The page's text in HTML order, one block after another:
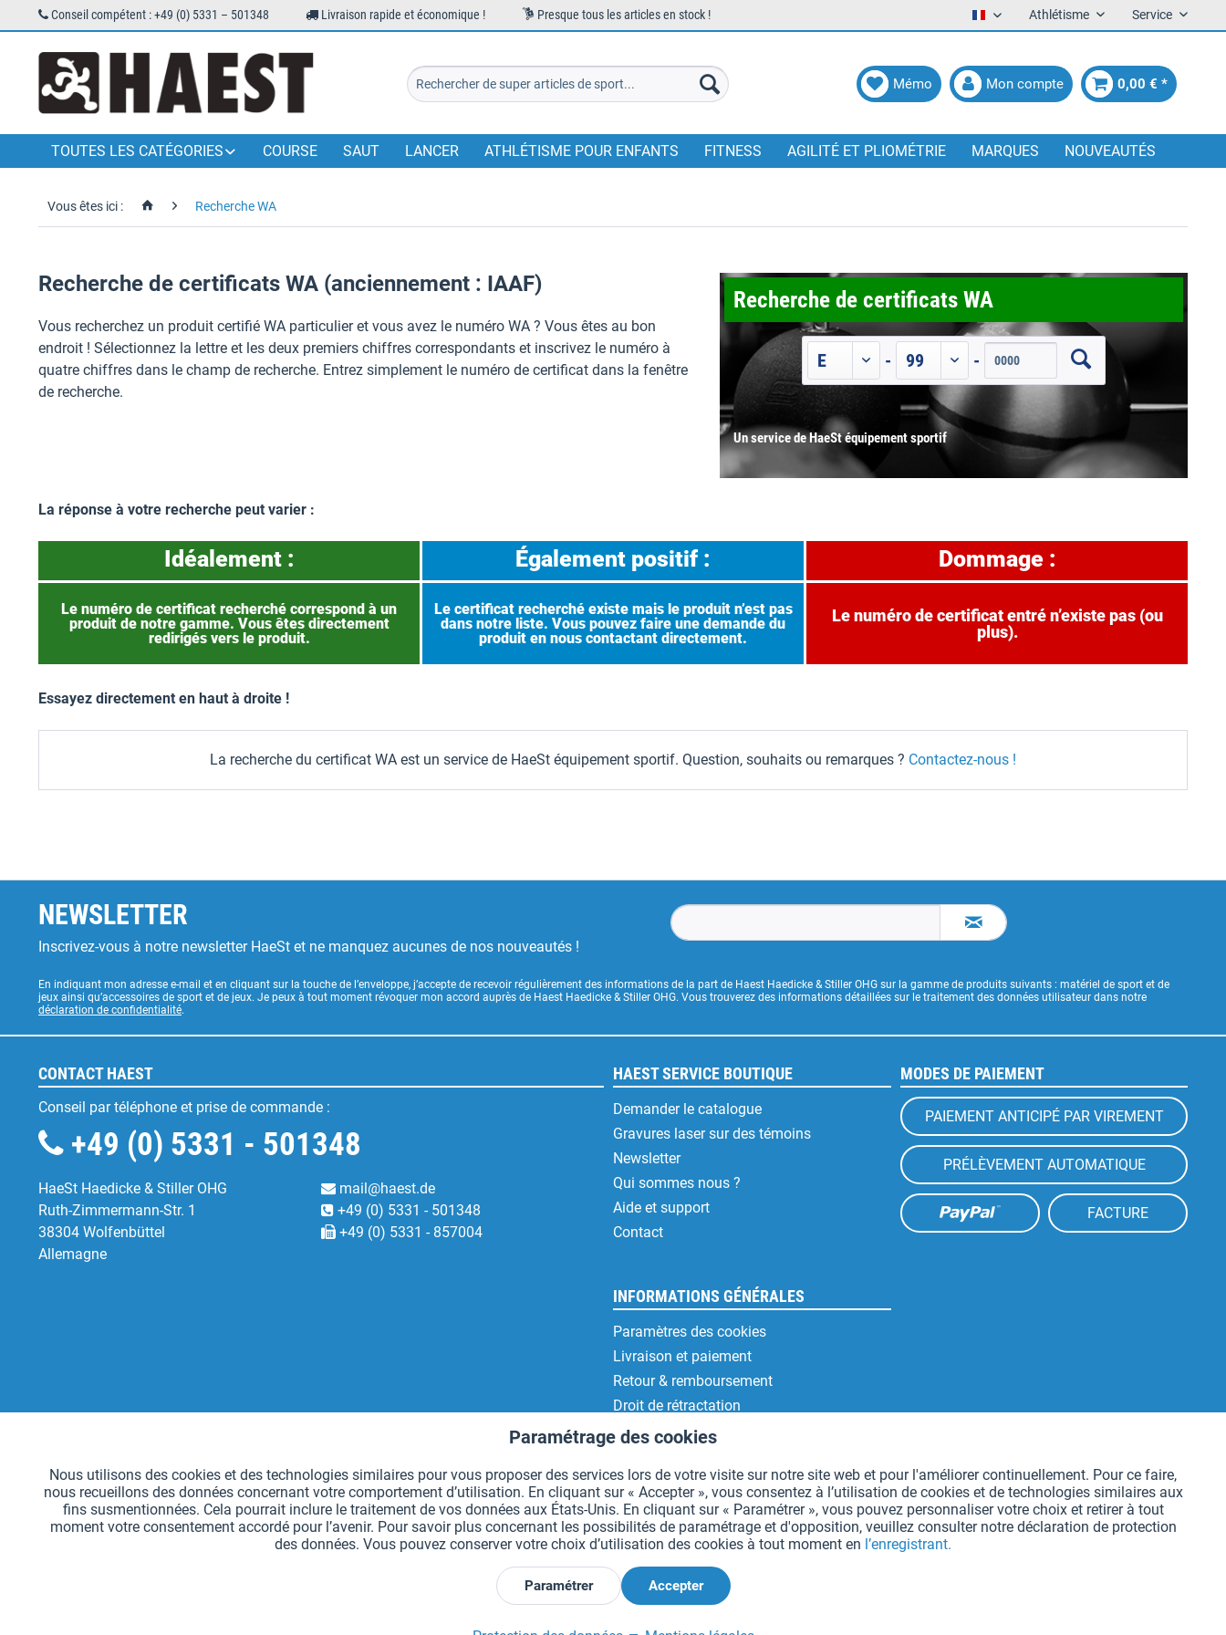
Conseil compétent : +49 (0) 5331 – 501348 Livraison rapide et économique ! Presque tous les articles en stock ! FrancaisAthlétisme Service
Mémo Mon compte 0,00 € *
TOUTES LES CATÉGORIES COURSE SAUT LANCER ATHLÉTISME POUR ENFANTS FITNESS AGILITÉ ET PLIOMÉTRIE MARQUES NOUVEAUTÉS
Vous êtes ici : Recherche WA
Recherche de certificats WA
- -
Un service de HaeSt équipement sportif
Recherche de certificats WA (anciennement : IAAF)
Vous recherchez un produit certifié WA particulier et vous avez le numéro WA ? Vous êtes au bon
endroit ! Sélectionnez la lettre et les deux premiers chiffres correspondants et inscrivez le numéro à
quatre chiffres dans le champ de recherche. Entrez simplement le numéro de certificat dans la fenêtre
de recherche.
Le numéro de certificat recherché correspond à un
produit de notre gamme. Vous êtes directement
redirigés vers le produit.
Le certificat recherché existe mais le produit n’est pas
dans notre liste. Vous pouvez faire une demande du
produit en nous contactant directement.
Le numéro de certificat entré n’existe pas (ou
plus).
Idéalement : Également positif : Dommage :
Essayez directement en haut à droite !
La recherche du certificat WA est un service de HaeSt équipement sportif. Question, souhaits ou remarques ? Contactez-nous !
La réponse à votre recherche peut varier :
NEWSLETTER
Inscrivez-vous à notre newsletter HaeSt et ne manquez aucunes de nos nouveautés !
En indiquant mon adresse e-mail et en cliquant sur la touche de l’enveloppe, j’accepte de recevoir régulièrement des informations de la part de Haest Haedicke & Stiller OHG sur la gamme de produits suivants : matériel de sport et de
jeux ainsi qu’accessoires de sport et de jeux. Je peux à tout moment révoquer mon accord auprès de Haest Haedicke & Stiller OHG. Vous trouverez des informations détaillées sur le traitement des données utilisateur dans notre
déclaration de confidentialité.
CONTACT HAEST
Conseil par téléphone et prise de commande :
+49 (0) 5331 - 501348
HaeSt Haedicke & Stiller OHG
Ruth-Zimmermann-Str. 1
38304 Wolfenbüttel
Allemagne
mail@haest.de
+49 (0) 5331 - 501348
+49 (0) 5331 - 857004
HAEST SERVICE BOUTIQUE
Demander le catalogue
Gravures laser sur des témoins
Newsletter
Qui sommes nous ?
Aide et support
Contact
INFORMATIONS GÉNÉRALES
Paramètres des cookies
Livraison et paiement
Retour & remboursement
Droit de rétractation
Protection des données
Mentions légales
MODES DE PAIEMENT
PAIEMENT ANTICIPÉ PAR VIREMENT
PRÉLÈVEMENT AUTOMATIQUE
FACTURE
Déclarer la rétractation
Suivi Aktiv
Paramétrage des cookies
Nous utilisons des cookies et des technologies similaires pour vous proposer des services lors de votre visite sur notre site web et pour l'améliorer continuellement. Pour ce faire,
nous recueillons des données concernant votre comportement d’utilisation. En cliquant sur « Accepter », vous consentez à l’utilisation de cookies et de technologies similaires aux
fins susmentionnées. Cela pourrait inclure le traitement de vos données aux États-Unis. En cliquant sur « Paramétrer », vous pouvez personnaliser votre choix et retirer à tout
moment votre consentement accordé pour l’avenir. Pour savoir plus concernant les possibilités de paramétrage et d'opposition, veuillez consulter notre déclaration de protection
des données. Vous pouvez conserver votre choix d’utilisation des cookies à tout moment en l’enregistrant.
Paramétrer Accepter